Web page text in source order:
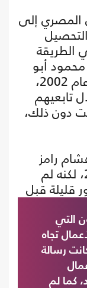
المصري إلى
الطريقة
أبو
العيون إيقافها لمدة ثلاثة أشهر عام 2002،
تابعيهم
دون ذلك،
رامز
التقليل من استخدامها عام 2015، لكنه لم
التي
تجاه
رسالة
كما لم
قليلة قبل